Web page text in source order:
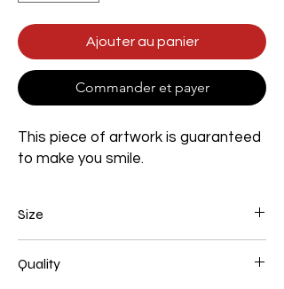
Ajouter au panier
Commander et payer
This piece of artwork is guaranteed
to make you smile.
Size
35mm
Quality